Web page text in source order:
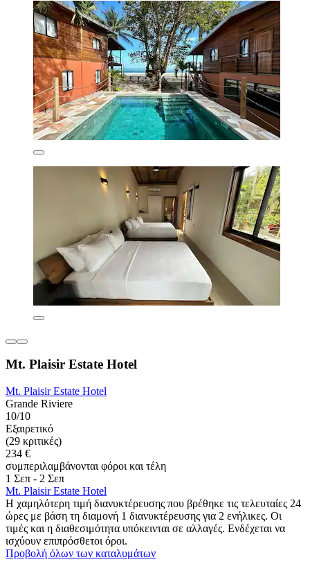
Mt. Plaisir Estate Hotel
Mt. Plaisir Estate Hotel
Grande Riviere
10/10
Εξαιρετικό
(29 κριτικές)
234 €
συμπεριλαμβάνονται φόροι και τέλη
1 Σεπ - 2 Σεπ
Mt. Plaisir Estate Hotel
Η χαμηλότερη τιμή διανυκτέρευσης που βρέθηκε τις τελευταίες 24
ώρες με βάση τη διαμονή 1 διανυκτέρευσης για 2 ενήλικες. Οι
τιμές και η διαθεσιμότητα υπόκεινται σε αλλαγές. Ενδέχεται να
ισχύουν επιπρόσθετοι όροι.
Προβολή όλων των καταλυμάτων